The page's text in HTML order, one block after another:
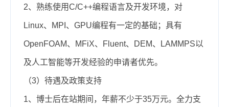
2、熟练使用C/C++编程语言及开发环境，对
Linux、MPI、GPU编程有一定的基础；具有
OpenFOAM、MFiX、Fluent、DEM、LAMMPS以
及人工智能等开发经验的申请者优先。
（3）待遇及政策支持
1、博士后在站期间，年薪不少于35万元。全力支